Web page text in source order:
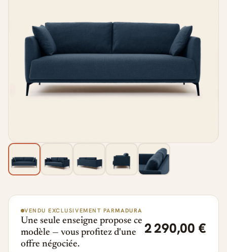
VENDU EXCLUSIVEMENT PARMADURA
Une seule enseigne propose ce
modèle — vous profitez d'une
offre négociée.
2 290,00 €